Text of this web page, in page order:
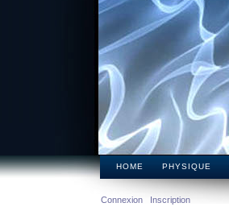
HOME PHYSIQUE
Connexion Inscription